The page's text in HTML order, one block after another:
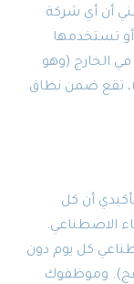
أن أي شركة
تستخدمها
في الخارج (وهو
تقع ضمن نطاق
أن كل
الاصطناعي.
كل يوم دون
وموظفوك